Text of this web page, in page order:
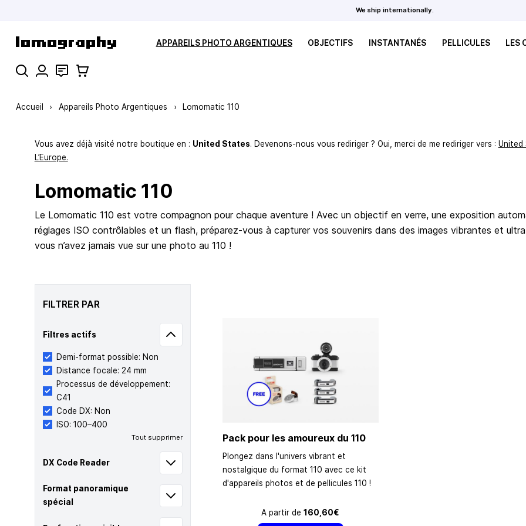
We ship internationally.
APPAREILS PHOTO ARGENTIQUES OBJECTIFS INSTANTANÉS PELLICULES LES
RechercherContact
Panier
Accueil › Appareils Photo Argentiques › Lomomatic 110
Vous avez déjà visité notre boutique en : United States. Devenons-nous vous rediriger ? Oui, merci de me rediriger vers : United
L’Europe.
Lomomatic 110
Le Lomomatic 110 est votre compagnon pour chaque aventure ! Avec un objectif en verre, une exposition
réglages ISO contrôlables et un flash, préparez-vous à capturer vos souvenirs dans des images vibrantes et
vous n’avez jamais vue sur une photo au 110 !
FILTRER PAR
Filtres actifs
Demi-format possible: Non
Distance focale: 24 mm
Processus de développement:
C41
Code DX: Non
ISO: 100–400
Tout supprimer
DX Code Reader
Format panoramique
spécial
Pack pour les amoureux du 110
Plongez dans l'univers vibrant et
nostalgique du format 110 avec ce kit
d'appareils photos et de pellicules 110 !
A partir de 160,60€